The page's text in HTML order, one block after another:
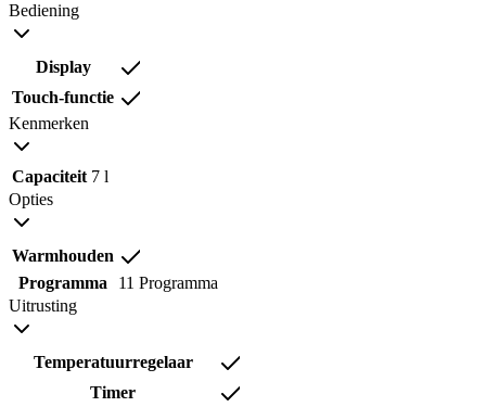
Bediening
Display
Touch-functie
Kenmerken
Capaciteit 7 l
Opties
Warmhouden
Programma
11 Programma
Uitrusting
Temperatuurregelaar
Timer